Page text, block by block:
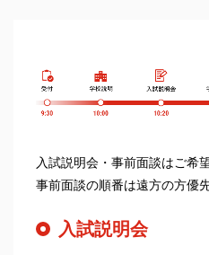
入試説明会・事前面談はご希
事前面談の順番は遠方の方優
入試説明会